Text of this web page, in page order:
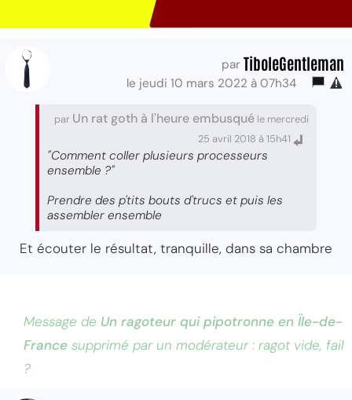
par TiboleGentleman
le jeudi 10 mars 2022 à 07h34
par Un rat goth à l'heure embusqué le mercredi
25 avril 2018 à 15h41
"Comment coller plusieurs processeurs
ensemble ?"
Prendre des p'tits bouts d'trucs et puis les
assembler ensemble
Et écouter le résultat, tranquille, dans sa chambre
Message de Un ragoteur qui pipotronne en Île-de-
France supprimé par un modérateur : ragot vide, fail
?